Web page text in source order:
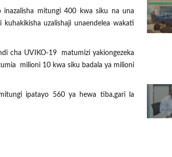
inazalisha mitungi 400 kwa siku na una
uzalishaji unaendelea wakati
cha UVIKO-19 matumizi yakiongezeka
milioni 10 kwa siku badala ya milioni
ipatayo 560 ya hewa tiba,gari la